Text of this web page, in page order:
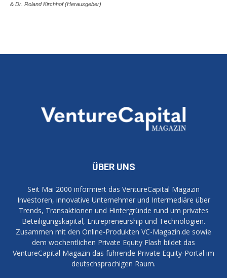
& Dr. Roland Kirchhof (Herausgeber)
ÜBER UNS
Seit Mai 2000 informiert das VentureCapital Magazin
Investoren, innovative Unternehmer und Intermediäre über
Trends, Transaktionen und Hintergründe rund um privates
Beteiligungskapital, Entrepreneurship und Technologien.
Zusammen mit den Online-Produkten VC-Magazin.de sowie
dem wöchentlichen Private Equity Flash bildet das
VentureCapital Magazin das führende Private Equity-Portal im
deutschsprachigen Raum.